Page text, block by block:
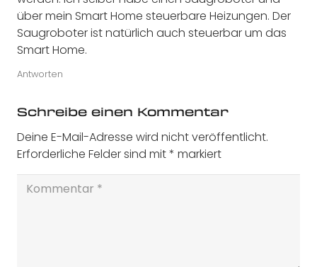
über mein Smart Home steuerbare Heizungen. Der
Saugroboter ist natürlich auch steuerbar um das
Smart Home.
Antworten
Schreibe einen Kommentar
Deine E-Mail-Adresse wird nicht veröffentlicht.
Erforderliche Felder sind mit* markiert